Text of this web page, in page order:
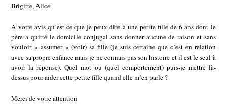
Brigitte, Alice
A votre avis qu’est ce que je peux dire à une petite fille de 6 ans dont le
père a quitté le domicile conjugal sans donner aucune de raison et sans
vouloir » assumer » (voir) sa fille (je suis certaine que c’est en relation
avec sa propre enfance mais je ne connais pas son histoire et il est le seul à
avoir la réponse). Quel mot ou (quel comportement) puis-je mettre là-
dessus pour aider cette petite fille quand elle m’en parle ?
Merci de votre attention